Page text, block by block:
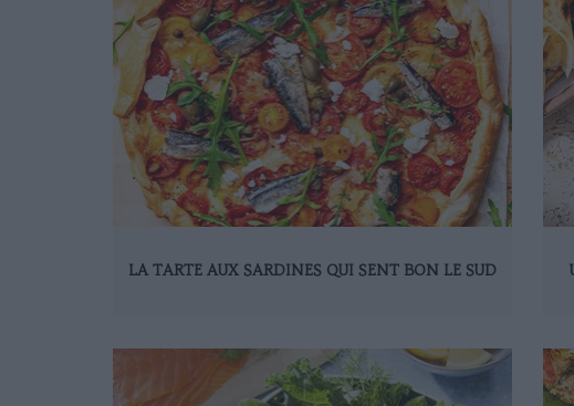
LA TARTE AUX SARDINES QUI SENT BON LE SUD